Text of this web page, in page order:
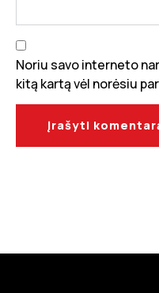
Noriu savo interneto
kitą kartą vėl norėsiu